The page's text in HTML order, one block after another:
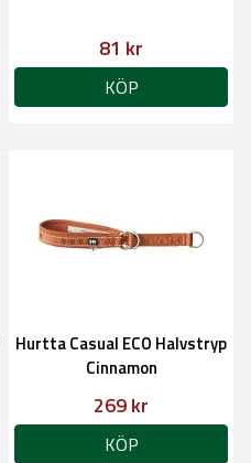
81 kr
KÖP
Hurtta Casual ECO Halvstryp
Cinnamon
269 kr
KÖP